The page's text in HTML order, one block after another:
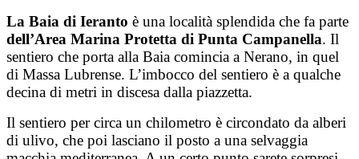
Salta
al
contenuto
La Baia di Ieranto è una località splendida che fa parte
dell’Area Marina Protetta di Punta Campanella. Il
sentiero che porta alla Baia comincia a Nerano, in quel
di Massa Lubrense. L’imbocco del sentiero è a qualche
decina di metri in discesa dalla piazzetta.
Il sentiero per circa un chilometro è circondato da alberi
di ulivo, che poi lasciano il posto a una selvaggia